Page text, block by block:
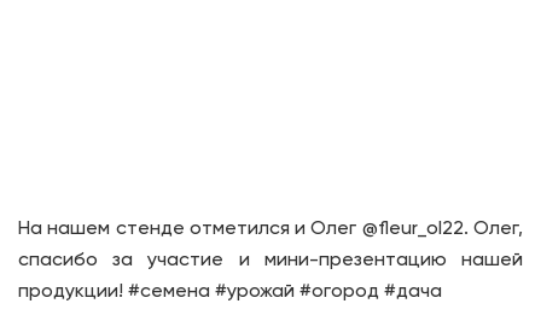
На нашем стенде отметился и Олег @fleur_ol22. Олег,
спасибо за участие и мини-презентацию нашей
продукции! #семена #урожай #огород #дача